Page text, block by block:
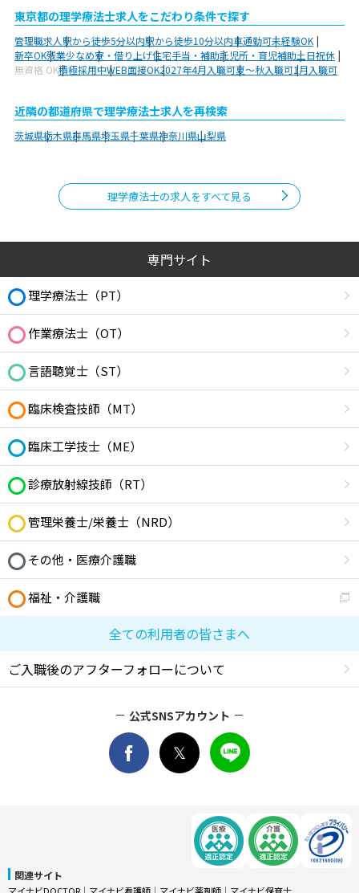
東京都の理学療法士求人をこだわり条件で探す
管理職求人駅から徒歩5分以内駅から徒歩10分以内車通勤可未経験OK
新卒OK残業少なめ寮・借り上げ住宅手当・補助託児所・育児補助土日祝休
無資格 OK積極採用中WEB面接OK2027年4月入職可夏～秋入職可1月入職可
近隣の都道府県で理学療法士求人を再検索
茨城県栃木県群馬県埼玉県千葉県神奈川県山梨県
理学療法士の求人をすべて見る
専門サイト
理学療法士（PT）
作業療法士（OT）
言語聴覚士（ST）
臨床検査技師（MT）
臨床工学技士（ME）
診療放射線技師（RT）
管理栄養士/栄養士（NRD）
その他・医療介護職
福祉・介護職
全ての利用者の皆さまへ
ご入職後のアフターフォローについて
公式SNSアカウント
関連サイト
マイナビDOCTOR │ マイナビ看護師 │ マイナビ薬剤師 │ マイナビ保育士